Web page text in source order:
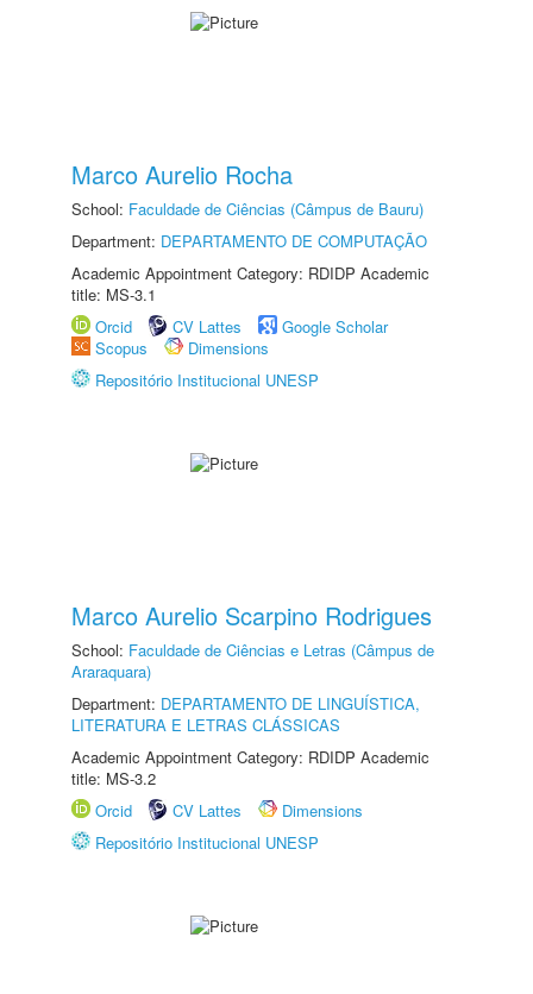
Marco Aurelio Rocha
School: Faculdade de Ciências (Câmpus de Bauru)
Department: DEPARTAMENTO DE COMPUTAÇÃO
Academic Appointment Category: RDIDP Academic
title: MS-3.1
Orcid
CV Lattes
Google Scholar
Scopus
Dimensions
Repositório Institucional UNESP
Marco Aurelio Scarpino Rodrigues
School: Faculdade de Ciências e Letras (Câmpus de
Araraquara)
Department: DEPARTAMENTO DE LINGUÍSTICA,
LITERATURA E LETRAS CLÁSSICAS
Academic Appointment Category: RDIDP Academic
title: MS-3.2
Orcid
CV Lattes
Dimensions
Repositório Institucional UNESP